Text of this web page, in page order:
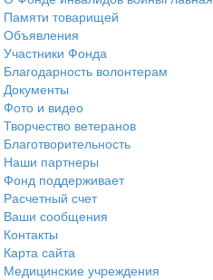
Памяти товарищей
Объявления
Участники Фонда
Благодарность волонтерам
Документы
Фото и видео
Творчество ветеранов
Благотворительность
Наши партнеры
Фонд поддерживает
Расчетный счет
Ваши сообщения
Контакты
Карта сайта
Медицинские учреждения